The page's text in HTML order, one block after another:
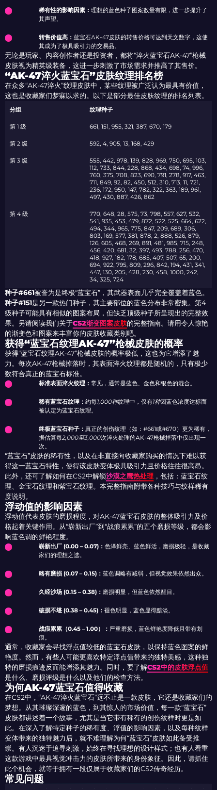
稀有性的影响因素： 理想的蓝色种子图案数量有限，进一步提升了
其声望。
转售价值高： 蓝宝石AK-47皮肤的转售价格可达到天文数字，这使
其成为了极具吸引力的交易品。
无论是玩家、内容创作者还是投资者，都将“淬火蓝宝石AK-47”枪械
皮肤视为精英级装备，这进一步刺激了市场需求并推高了其售价。
“AK-47淬火蓝宝石”皮肤纹理排名榜
在众多“AK-47淬火”纹理皮肤中，某些纹理被广泛认为最具有价值，
这也是收藏家们梦寐以求的。以下是部分最佳皮肤纹理的排名列表。
分组 纹理种子
第 1 级 661, 151, 955, 321, 387, 670, 179
第 2 级 592, 4, 905, 13, 168, 429
第 3 级
555, 442, 978, 139, 828, 969, 750, 695, 103,
112, 733, 844, 228, 868, 434, 698, 74, 996,
760, 375, 708, 823, 690, 791, 278, 917, 463,
711, 849, 92, 82, 450, 512, 310, 713, 11, 721,
236, 172, 950, 147, 782, 322, 363, 189, 961,
497, 430, 887, 426, 862
第 4 级
770, 648, 28, 575, 73, 798, 557, 627, 532,
541, 935, 453, 479, 872, 522, 525, 664, 622,
494, 344, 965, 775, 847, 209, 689, 306,
803, 169, 577, 381, 878, 2, 888, 526, 879,
126, 605, 468, 269, 891, 481, 985, 715, 248,
456, 420, 681, 32, 397, 493, 788, 256, 470,
418, 927, 182, 178, 685, 407, 507, 65, 200,
694, 922, 795, 809, 296, 842, 194, 431, 341,
447, 130, 205, 428, 230, 458, 1000, 242,
34, 325, 724
种子#661被誉为是终极“蓝宝石”，其武器表面几乎完全覆盖着蓝色。
种子#151是另一款热门种子，其主要部位的蓝色分布非常密集。第4
级种子可能具有相似的图案布局，但缺乏顶级种子所呈现出的完整效
果。另请阅读我们关于CS2渐变图案皮肤的完整指南。请用令人惊艳
的渐变色和图案来丰富你的皮肤收藏类别吧。
获得“蓝宝石纹理AK-47”枪械皮肤的概率
获得“蓝宝石纹理AK-47”枪械皮肤的概率极低，这也为它增添了魅
力。每次AK-47枪械掉落时，其表面淬火纹理都是随机的，只有极少
数符合真正的蓝宝石标准。
标准表面淬火纹理： 常见，通常是蓝色、金色和银色的混合。
稀有蓝宝石纹理： 约每1,000种纹理中，仅有1种因蓝色浓度达标而
被认定为蓝宝石纹理。
终极蓝宝石种子： 真正的创伤纹理（如：#661或#670）更为稀有，
据估算每2,000至3,000次淬火处理的AK-47枪械掉落中仅出现一
次。
“蓝宝石”皮肤的稀有性，以及在非直接向收藏家购买的情况下难以获
得这一蓝宝石特性，使得该皮肤变体极具吸引力且价格往往很高昂。
此外，还可了解如何在CS2中解锁沙漠之鹰热处理 ，包括：蓝宝石纹
理、金宝石纹理和紫宝石纹理。本完整指南附带各种技巧与纹样稀有
度说明。
浮动值的影响因素
浮动值代表皮肤的磨损程度，对AK-47蓝宝石皮肤的整体吸引力及价
格起着关键作用。从“崭新出厂”到“战痕累累”的五个磨损等级，都会影
响蓝色调的鲜艳程度。
崭新出厂 (0.00 – 0.07)： 色泽鲜亮、蓝色鲜活，磨损极轻，是收藏
家们的理想之选。
略有磨损 (0.07 – 0.15)： 蓝色调略有减弱，但视觉效果依然出众。
久经沙场 (0.15 – 0.38)： 磨损明显，但蓝色依然醒目。
破损不堪 (0.38 – 0.45)： 褪色明显，蓝色显得黯淡。
战痕累累（0.45 – 1.00）： 严重磨损，蓝色鲜艳度降低且带有划
痕。
通常，收藏家会寻找浮点值较低的蓝宝石皮肤，以保持蓝色图案的鲜
艳度。然而，有些人可能更喜欢特定浮点值带来的独特美感，这种独
特的磨损痕迹反而能增添其魅力。同时，要了解CS2中的皮肤浮点值
是什么、磨损评级是什么以及他们的检查方法。
为何AK-47蓝宝石值得收藏
在CS2中，“AK-47淬火蓝宝石”远不止是一款皮肤，它还是收藏家们的
梦想。从其璀璨深邃的蓝色，到其惊人的市场价值，每一款“蓝宝石”
皮肤都讲述着一个故事，尤其是当它带有稀有的创伤纹样时更是如
此。在深入了解特定种子的稀有度、浮值的影响因素，以及每种纹样
变体带来的独特魅力后，就不难理解为何“蓝宝石”皮肤如此备受推
崇。有人沉迷于追寻刺激，始终在寻找理想的设计样式；也有人看重
这款游戏中最具视觉冲击力的皮肤所带来的身份象征。因此，请抓住
此个机会，就等于拥有一段仅属于收藏家们的CS2传奇经历。
常见问题